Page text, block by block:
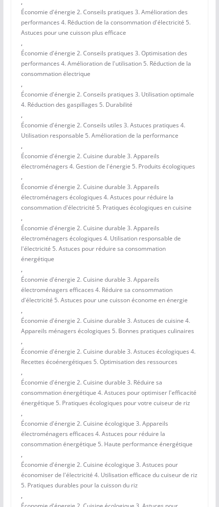
,
Économie d'énergie 2. Conseils pratiques 3. Amélioration des
performances 4. Réduction de la consommation d'électricité 5.
Astuces pour une cuisson plus efficace
,
Économie d'énergie 2. Conseils pratiques 3. Optimisation des
performances 4. Amélioration de l'utilisation 5. Réduction de la
consommation électrique
,
Économie d'énergie 2. Conseils pratiques 3. Utilisation optimale
4. Réduction des gaspillages 5. Durabilité
,
Économie d'énergie 2. Conseils utiles 3. Astuces pratiques 4.
Utilisation responsable 5. Amélioration de la performance
,
Économie d'énergie 2. Cuisine durable 3. Appareils
électroménagers 4. Gestion de l'énergie 5. Produits écologiques
,
Économie d'énergie 2. Cuisine durable 3. Appareils
électroménagers écologiques 4. Astuces pour réduire la
consommation d'électricité 5. Pratiques écologiques en cuisine
,
Économie d'énergie 2. Cuisine durable 3. Appareils
électroménagers écologiques 4. Utilisation responsable de
l'électricité 5. Astuces pour réduire sa consommation
énergétique
,
Économie d'énergie 2. Cuisine durable 3. Appareils
électroménagers efficaces 4. Réduire sa consommation
d'électricité 5. Astuces pour une cuisson économe en énergie
,
Économie d'énergie 2. Cuisine durable 3. Astuces de cuisine 4.
Appareils ménagers écologiques 5. Bonnes pratiques culinaires
,
Économie d'énergie 2. Cuisine durable 3. Astuces écologiques 4.
Recettes écoénergétiques 5. Optimisation des ressources
,
Économie d'énergie 2. Cuisine durable 3. Réduire sa
consommation énergétique 4. Astuces pour optimiser l'efficacité
énergétique 5. Pratiques écologiques pour votre cuiseur de riz
,
Économie d'énergie 2. Cuisine écologique 3. Appareils
électroménagers efficaces 4. Astuces pour réduire la
consommation énergétique 5. Haute performance énergétique
,
Économie d'énergie 2. Cuisine écologique 3. Astuces pour
économiser de l'électricité 4. Utilisation efficace du cuiseur de riz
5. Pratiques durables pour la cuisson du riz
,